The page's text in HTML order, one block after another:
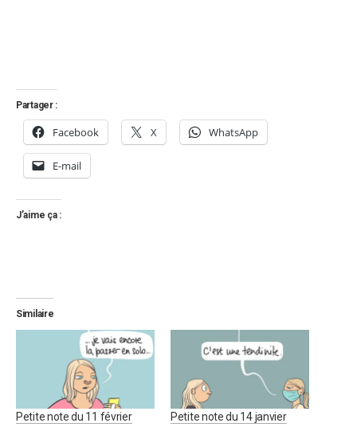
Partager :
Facebook X WhatsApp
E-mail
J’aime ça :
Similaire
Petite note du 11 février
Petite note du 14 janvier